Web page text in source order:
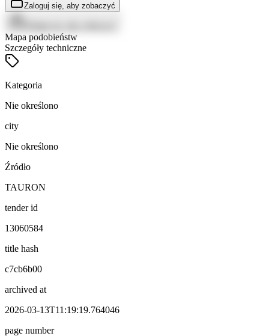
Zaloguj się, aby zobaczyć
Mapa podobieństw
Szczegóły techniczne
Kategoria
Nie określono
city
Nie określono
Źródło
TAURON
tender id
13060584
title hash
c7cb6b00
archived at
2026-03-13T11:19:19.764046
page number